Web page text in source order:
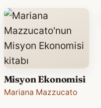
Misyon Ekonomisi
Mariana Mazzucato